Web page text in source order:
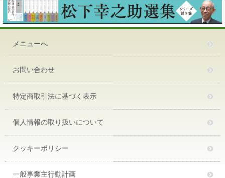
メニューへ
お問い合わせ
特定商取引法に基づく表示
個人情報の取り扱いについて
クッキーポリシー
一般事業主行動計画